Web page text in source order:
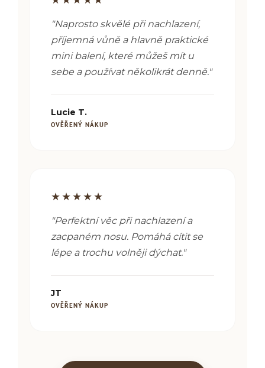
"Naprosto skvělé při nachlazení,
příjemná vůně a hlavně praktické
mini balení, které můžeš mít u
sebe a používat několikrát denně."
Lucie T.
OVĚŘENÝ NÁKUP
★★★★★
"Perfektní věc při nachlazení a
zacpaném nosu. Pomáhá cítit se
lépe a trochu volněji dýchat."
JT
OVĚŘENÝ NÁKUP